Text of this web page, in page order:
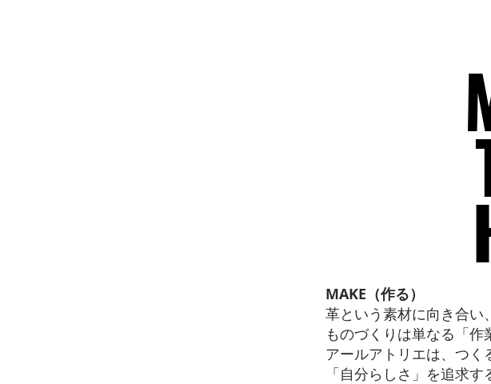
MAKE（作る）
革という素材に向き合い
ものづくりは単なる「作
アールアトリエは、つく
「自分らしさ」を追求す